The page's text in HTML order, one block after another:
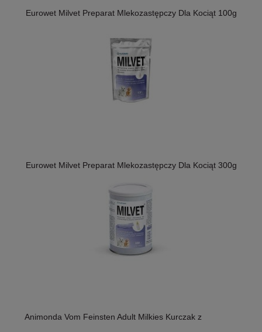
Eurowet Milvet Preparat Mlekozastępczy Dla Kociąt 100g
Eurowet Milvet Preparat Mlekozastępczy Dla Kociąt 300g
Animonda Vom Feinsten Adult Milkies Kurczak z